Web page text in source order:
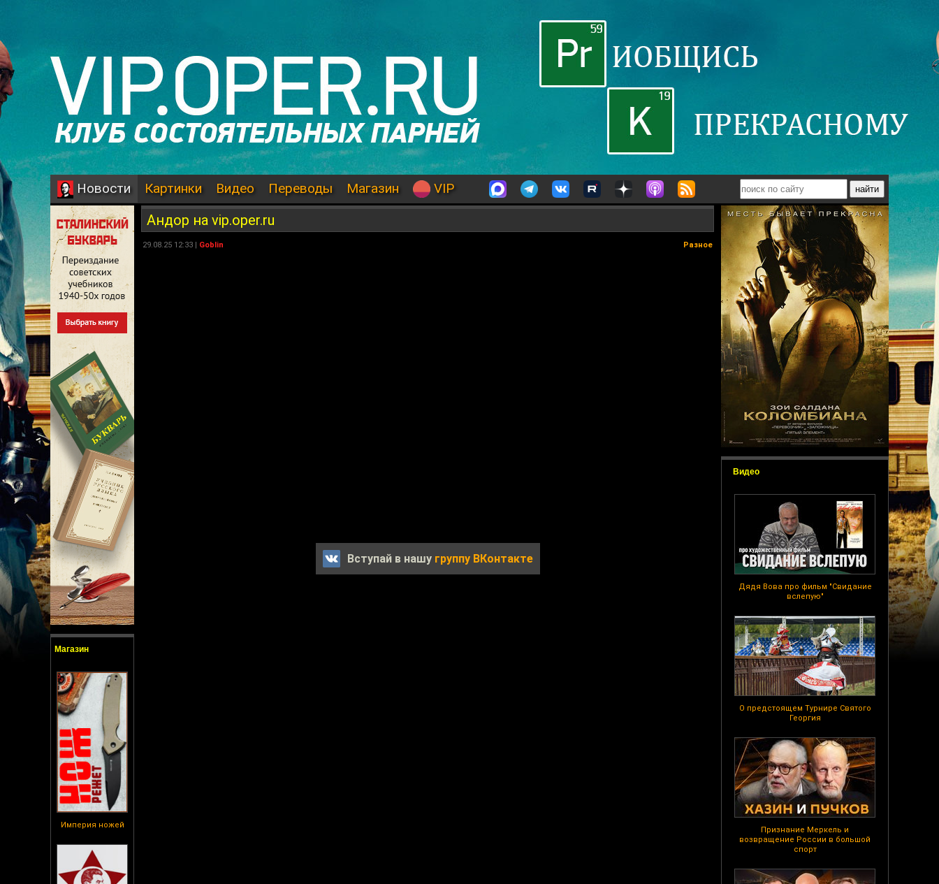
Новости Картинки Видео Переводы Магазин VIP
Магазин
Империя ножей
Видео
Дядя Вова про фильм "Свидание
вслепую"
О предстоящем Турнире Святого
Георгия
Признание Меркель и
возвращение России в большой
спорт
Андор на vip.oper.ru
29.08.25 12:33 | Goblin Разное
Вступай в нашу группу ВКонтакте